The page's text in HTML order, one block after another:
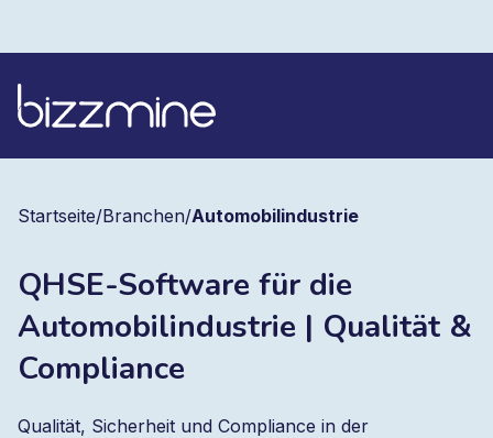
Startseite/Branchen/Automobilindustrie
QHSE-Software für die
Automobilindustrie | Qualität &
Compliance
Qualität, Sicherheit und Compliance in der